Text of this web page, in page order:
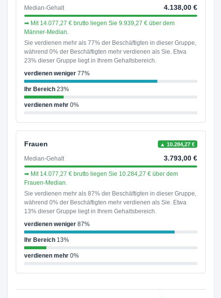
Median-Gehalt 4.138,00 €
➡ Mit 14.077,27 € brutto liegen Sie 9.939,27 € über dem
Männer-Median.
Sie verdienen mehr als 77% der Beschäftigten in dieser Gruppe,
während 0% der Beschäftigten mehr verdienen als Sie. Etwa
23% dieser Gruppe liegt in Ihrem Gehaltsbereich.
verdienen weniger77%
Ihr Bereich23%
verdienen mehr0%
Frauen ▲ 10.284,27 €
Median-Gehalt 3.793,00 €
➡ Mit 14.077,27 € brutto liegen Sie 10.284,27 € über dem
Frauen-Median.
Sie verdienen mehr als 87% der Beschäftigten in dieser Gruppe,
während 0% der Beschäftigten mehr verdienen als Sie. Etwa
13% dieser Gruppe liegt in Ihrem Gehaltsbereich.
verdienen weniger87%
Ihr Bereich13%
verdienen mehr0%